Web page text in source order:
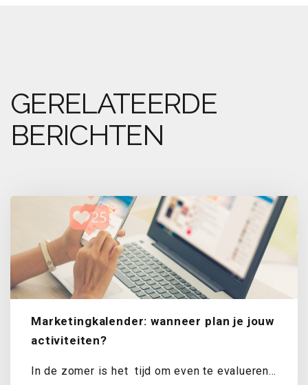
GERELATEERDE
BERICHTEN
Marketingkalender: wanneer plan je jouw
activiteiten?
In de zomer is het tijd om even te evalueren.